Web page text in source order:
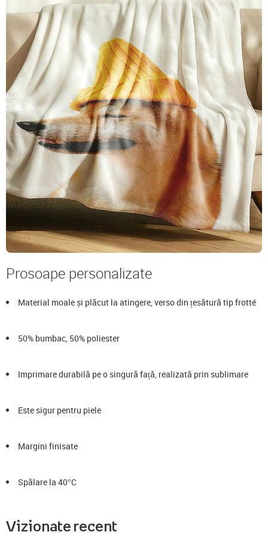
Prosoape personalizate
Material moale și plăcut la atingere, verso din țesătură tip frotté
50% bumbac, 50% poliester
Imprimare durabilă pe o singură față, realizată prin sublimare
Este sigur pentru piele
Margini finisate
Spălare la 40°C
Vizionate recent